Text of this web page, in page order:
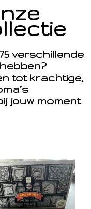
verschillende
tot krachtige,
jouw moment